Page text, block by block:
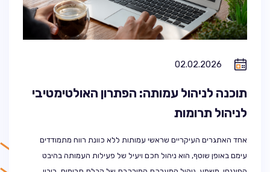
02.02.2026
תוכנה לניהול עמותה: הפתרון האולטימטיבי
לניהול תרומות
אחד האתגרים העיקריים שראשי עמותות ללא כוונת רווח מתמודדים
עימם באופן שוטף, הוא ניהול חכם ויעיל של פעילות העמותה בהיבט